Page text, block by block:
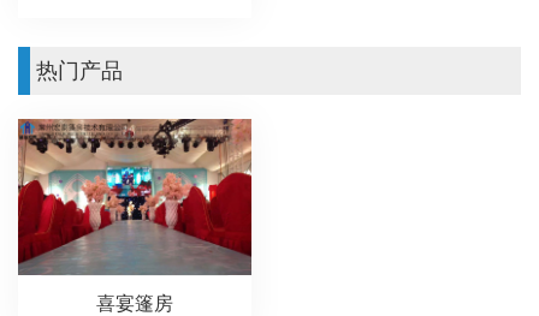
热门产品
喜宴篷房